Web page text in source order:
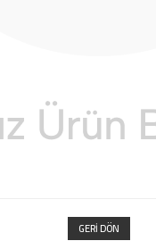
GERI DÖN